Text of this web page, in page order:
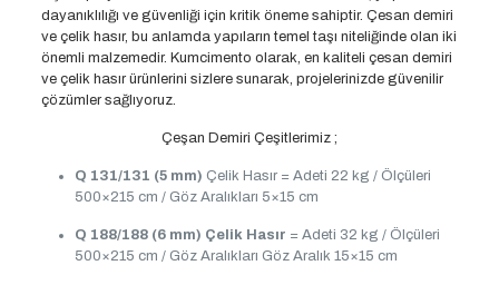
dayanıklılığı ve güvenliği için kritik öneme sahiptir. Çesan demiri
ve çelik hasır, bu anlamda yapıların temel taşı niteliğinde olan iki
önemli malzemedir. Kumcimento olarak, en kaliteli çesan demiri
ve çelik hasır ürünlerini sizlere sunarak, projelerinizde güvenilir
çözümler sağlıyoruz.
Çeşan Demiri Çeşitlerimiz ;
Q 131/131 (5 mm) Çelik Hasır = Adeti 22 kg / Ölçüleri
500×215 cm / Göz Aralıkları 5×15 cm
Q 188/188 (6 mm) Çelik Hasır = Adeti 32 kg / Ölçüleri
500×215 cm / Göz Aralıkları Göz Aralık 15×15 cm